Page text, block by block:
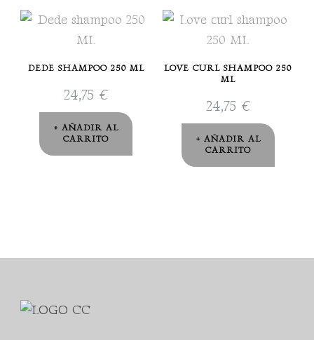
DEDE SHAMPOO 250 ML
24,75 €
AÑADIR AL
CARRITO
LOVE CURL SHAMPOO 250
ML
24,75 €
AÑADIR AL
CARRITO